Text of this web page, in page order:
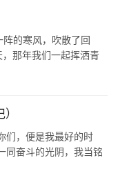
的寒风，吹散了回
那年我们一起挥洒青
们，便是我最好的时
同奋斗的光阴，我当铭